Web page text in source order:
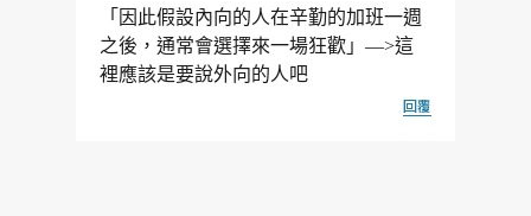
「因此假設內向的人在辛勤的加班一週
之後，通常會選擇來一場狂歡」—>這
裡應該是要說外向的人吧
回覆